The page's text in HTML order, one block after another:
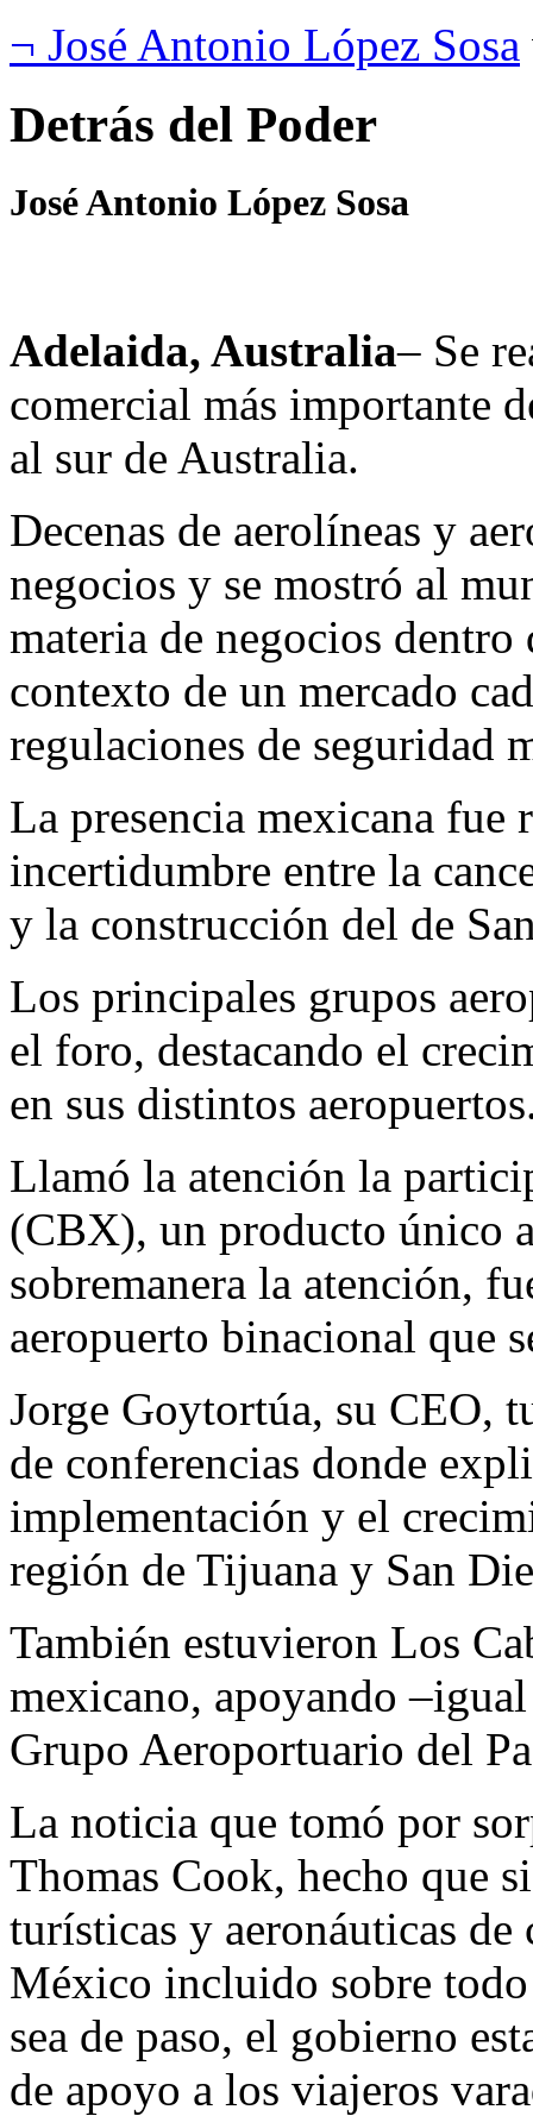
¬ José Antonio López Sosa
Detrás del Poder
José Antonio López Sosa
Adelaida, Australia– Se
comercial más importante
al sur de Australia.
Decenas de aerolíneas y
negocios y se mostró al
materia de negocios
contexto de un mercado
regulaciones de seguridad
La presencia mexicana fue
incertidumbre entre la
y la construcción del de
Los principales grupos
el foro, destacando el
en sus distintos
Llamó la atención la
(CBX), un producto único
sobremanera la atención,
aeropuerto binacional que
Jorge Goytortúa, su CEO,
de conferencias donde
implementación y el
región de Tijuana y San
También estuvieron Los
mexicano, apoyando
Grupo Aeroportuario del
La noticia que tomó por
Thomas Cook, hecho que
turísticas y aeronáuticas
México incluido sobre
sea de paso, el gobierno
de apoyo a los viajeros